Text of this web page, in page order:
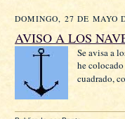
DOMINGO, 27 DE MAYO
AVISO A LOS
Se avisa a
he colocado
cuadrado,